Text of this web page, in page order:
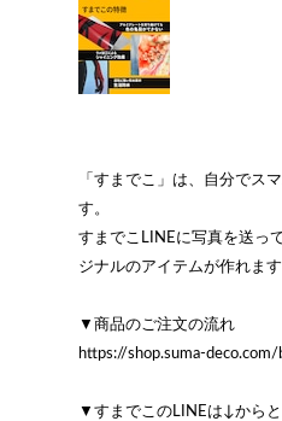
「すまでこ」は、自分でス
す。
すまでこLINEに写真を送っ
ジナルのアイテムが作れます
▼商品のご注文の流れ
https://shop.suma-
▼すまでこのLINEは↓から